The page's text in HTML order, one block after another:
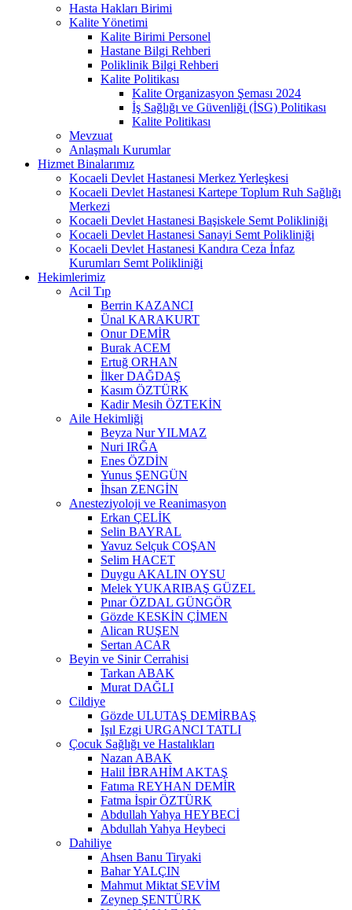
Hasta Hakları Birimi
Kalite Yönetimi
Kalite Birimi Personel
Hastane Bilgi Rehberi
Poliklinik Bilgi Rehberi
Kalite Politikası
Kalite Organizasyon Şeması 2024
İş Sağlığı ve Güvenliği (İSG) Politikası
Kalite Politikası
Mevzuat
Anlaşmalı Kurumlar
Hizmet Binalarımız
Kocaeli Devlet Hastanesi Merkez Yerleşkesi
Kocaeli Devlet Hastanesi Kartepe Toplum Ruh Sağlığı
Merkezi
Kocaeli Devlet Hastanesi Başiskele Semt Polikliniği
Kocaeli Devlet Hastanesi Sanayi Semt Polikliniği
Kocaeli Devlet Hastanesi Kandıra Ceza İnfaz
Kurumları Semt Polikliniği
Hekimlerimiz
Acil Tıp
Berrin KAZANCI
Ünal KARAKURT
Onur DEMİR
Burak ACEM
Ertuğ ORHAN
İlker DAĞDAŞ
Kasım ÖZTÜRK
Kadir Mesih ÖZTEKİN
Aile Hekimliği
Beyza Nur YILMAZ
Nuri IRĞA
Enes ÖZDİN
Yunus ŞENGÜN
İhsan ZENGİN
Anesteziyoloji ve Reanimasyon
Erkan ÇELİK
Selin BAYRAL
Yavuz Selçuk COŞAN
Selim HACET
Duygu AKALIN OYSU
Melek YUKARIBAŞ GÜZEL
Pınar ÖZDAL GÜNGÖR
Gözde KESKİN ÇİMEN
Alican RUŞEN
Sertan ACAR
Beyin ve Sinir Cerrahisi
Tarkan ABAK
Murat DAĞLI
Cildiye
Gözde ULUTAŞ DEMİRBAŞ
Işıl Ezgi URGANCI TATLI
Çocuk Sağlığı ve Hastalıkları
Nazan ABAK
Halil İBRAHİM AKTAŞ
Fatıma REYHAN DEMİR
Fatma İspir ÖZTÜRK
Abdullah Yahya HEYBECİ
Abdullah Yahya Heybeci
Dahiliye
Ahsen Banu Tiryaki
Bahar YALÇIN
Mahmut Miktat SEVİM
Zeynep ŞENTÜRK